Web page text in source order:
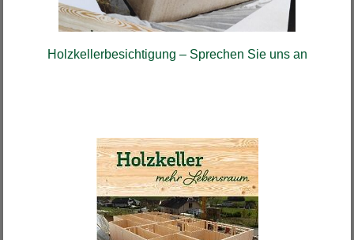
Holzkellerbesichtigung – Sprechen Sie uns an